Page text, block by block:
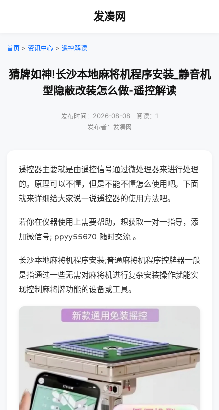
发凑网
首页 > 资讯中心 > 遥控解读
猜牌如神!长沙本地麻将机程序安装_静音机
型隐蔽改装怎么做-遥控解读
发布时间：2026-08-08｜阅读：1
发布者：发凑网
遥控器主要就是由遥控信号通过微处理器来进行处理
的。原理可以不懂，但是不能不懂怎么使用吧。下面
就来详细给大家说一说遥控器的使用方法吧。
若你在仪器使用上需要帮助，想获取一对一指导，添
加微信号; ppyy55670 随时交流 。
长沙本地麻将机程序安装;普通麻将机程序控牌器一般
是指通过一些无需对麻将机进行复杂安装操作就能实
现控制麻将牌功能的设备或工具。